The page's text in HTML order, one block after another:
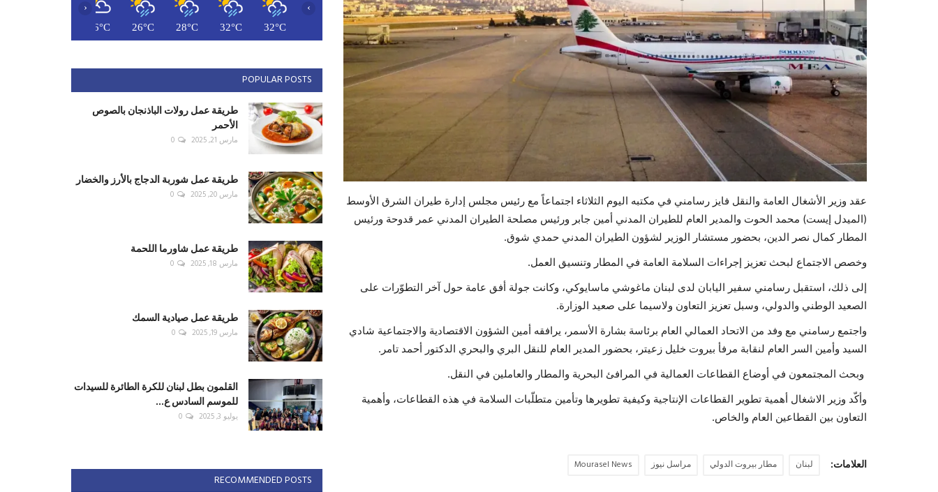
عقد وزير الأشغال العامة والنقل فايز رسامني في مكتبه اليوم الثلاثاء اجتماعاً مع رئيس مجلس إدارة طيران الشرق الأوسط
(الميدل إيست) محمد الحوت والمدير العام للطيران المدني أمين جابر ورئيس مصلحة الطيران المدني عمر قدوحة ورئيس
المطار كمال نصر الدين، بحضور مستشار الوزير لشؤون الطيران المدني حمدي شوق.
وخصص الاجتماع لبحث تعزيز إجراءات السلامة العامة في المطار وتنسيق العمل.
إلى ذلك، استقبل رسامني سفير اليابان لدى لبنان ماغوشي ماسايوكي، وكانت جولة أفق عامة حول آخر التطوّرات على
الصعيد الوطني والدولي، وسبل تعزيز التعاون ولاسيما على صعيد الوزارة.
واجتمع رسامني مع وفد من الاتحاد العمالي العام برئاسة بشارة الأسمر، يرافقه أمين الشؤون الاقتصادية والاجتماعية شادي
السيد وأمين السر العام لنقابة مرفأ بيروت خليل زعيتر، بحضور المدير العام للنقل البري والبحري الدكتور أحمد تامر.
وبحث المجتمعون في أوضاع القطاعات العمالية في المرافئ البحرية والمطار والعاملين في النقل.
وأكّد وزير الاشغال أهمية تطوير القطاعات الإنتاجية وكيفية تطويرها وتأمين متطلّبات السلامة في هذه القطاعات، وأهمية
التعاون بين القطاعين العام والخاص.
العلامات: لبنان مطار بيروت الدولي مراسل نيوز Mourasel News
32°C
32°C
28°C
26°C
26°C
‹ ›
POPULAR POSTS
طريقة عمل رولات الباذنجان بالصوص
الأحمر
مارس 21, 2025 0
طريقة عمل شوربة الدجاج بالأرز والخضار
مارس 20, 2025 0
طريقة عمل شاورما اللحمة
مارس 18, 2025 0
طريقة عمل صيادية السمك
مارس 19, 2025 0
القلمون بطل لبنان للكرة الطائرة للسيدات
للموسم السادس ع...
يوليو 3, 2025 0
RECOMMENDED POSTS